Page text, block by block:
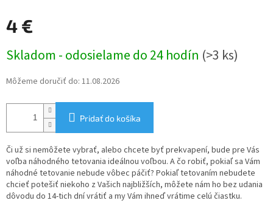
4 €
cena:
Skladom - odosielame do 24 hodín (>3 ks)
Môžeme doručiť do: 11.08.2026
Pridať do košíka
Či už si nemôžete vybrať, alebo chcete byť prekvapení, bude pre Vás
voľba náhodného tetovania ideálnou voľbou. A čo robiť, pokiaľ sa Vám
náhodné tetovanie nebude vôbec páčiť? Pokiaľ tetovaním nebudete
chcieť potešiť niekoho z Vašich najbližších, môžete nám ho bez udania
dôvodu do 14-tich dní vrátiť a my Vám ihneď vrátime celú čiastku.